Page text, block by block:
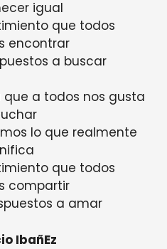
igual
que todos
encontrar
a buscar
a todos nos gusta
lo que realmente
que todos
compartir
a amar
IbañEz